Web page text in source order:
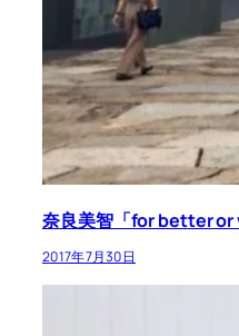
奈良美智「for better or
2017年7月30日